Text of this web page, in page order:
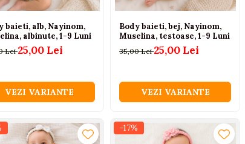
baieti, alb, Nayinom,
albinute, 1-9 Luni
Lei25,00 Lei
VEZI VARIANTE
Body baieti, bej, Nayinom,
Muselina, testoase, 1-9 Luni
35,00 Lei25,00 Lei
VEZI VARIANTE
-17%